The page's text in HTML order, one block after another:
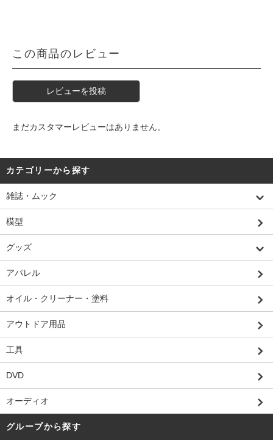
この商品のレビュー
レビューを投稿
まだカスタマーレビューはありません。
カテゴリーから探す
雑誌・ムック
模型
グッズ
アパレル
オイル・クリーナー・塗料
アウトドア用品
工具
DVD
オーディオ
グループから探す